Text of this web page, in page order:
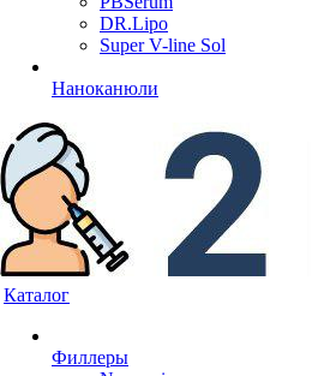
DR.Lipo
Super V-line Sol
Наноканюли
Каталог
Филлеры